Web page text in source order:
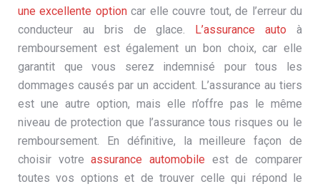
une excellente optioncar elle couvre tout, de l’erreur du
conducteur au bris de glace. L’assurance auto à
remboursement est également un bon choix, car elle
garantit que vous serez indemnisé pour tous les
dommages causés par un accident. L’assurance au tiers
est une autre option, mais elle n’offre pas le même
niveau de protection que l’assurance tous risques ou le
remboursement. En définitive, la meilleure façon de
choisir votreassurance automobile est de comparer
toutes vos options et de trouver celle qui répond le